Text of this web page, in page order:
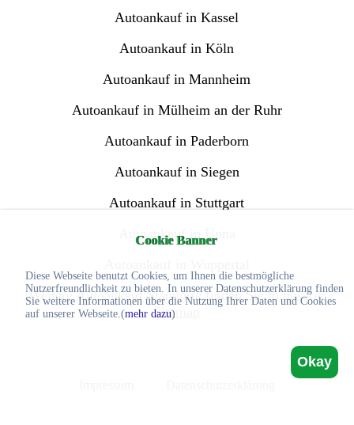
Cookie Banner
Diese Webseite benutzt Cookies, um Ihnen die bestmögliche
Nutzerfreundlichkeit zu bieten. In unserer Datenschutzerklärung finden
Sie weitere Informationen über die Nutzung Ihrer Daten und Cookies
auf unserer Webseite.(mehr dazu)
Okay
Autoankauf in Kassel
Autoankauf in Köln
Autoankauf in Mannheim
Autoankauf in Mülheim an der Ruhr
Autoankauf in Paderborn
Autoankauf in Siegen
Autoankauf in Stuttgart
Autoankauf in Unna
Weitere Autoankauf Standorte finden Sie in unserer
Sitemap